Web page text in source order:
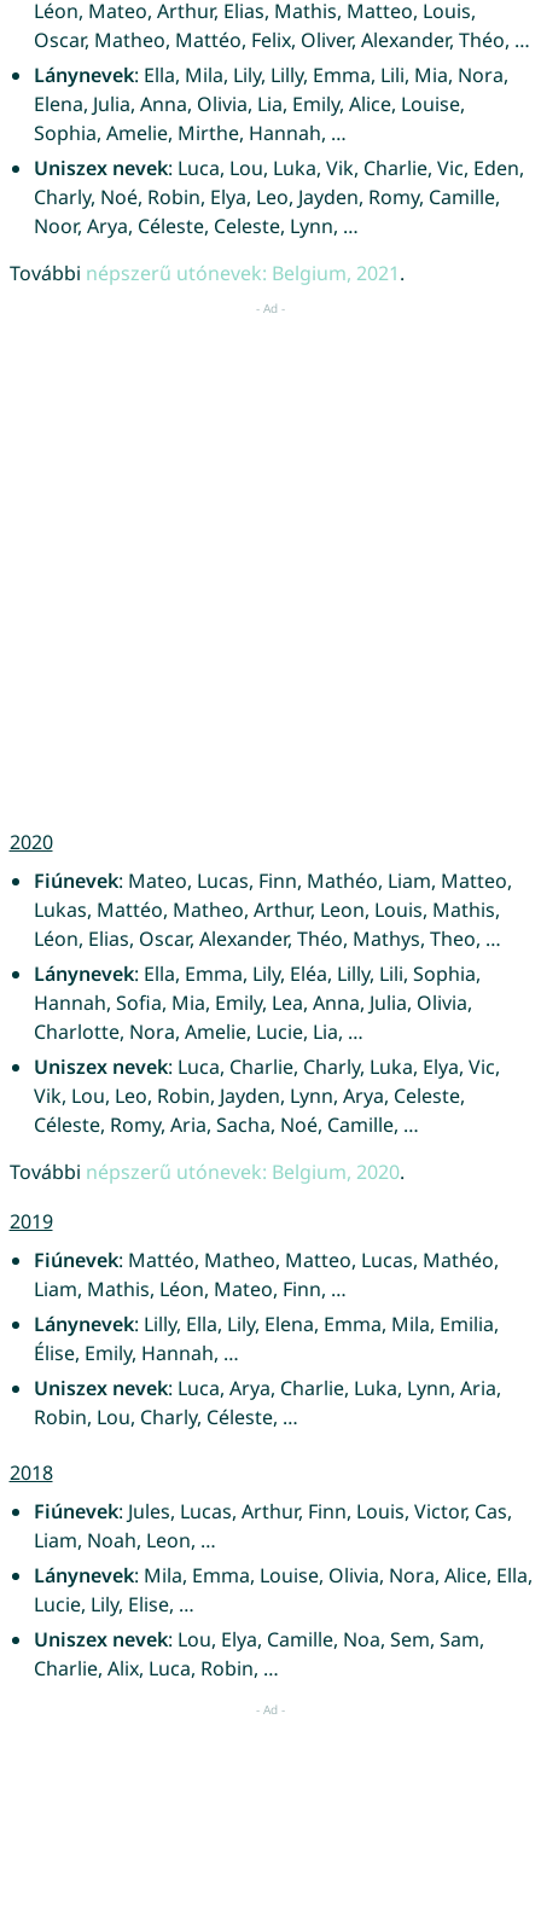
Léon, Mateo, Arthur, Elias, Mathis, Matteo, Louis,
Oscar, Matheo, Mattéo, Felix, Oliver, Alexander, Théo, …
Lánynevek: Ella, Mila, Lily, Lilly, Emma, Lili, Mia, Nora,
Elena, Julia, Anna, Olivia, Lia, Emily, Alice, Louise,
Sophia, Amelie, Mirthe, Hannah, …
Uniszex nevek: Luca, Lou, Luka, Vik, Charlie, Vic, Eden,
Charly, Noé, Robin, Elya, Leo, Jayden, Romy, Camille,
Noor, Arya, Céleste, Celeste, Lynn, …
További népszerű utónevek: Belgium, 2021.
2020
Fiúnevek: Mateo, Lucas, Finn, Mathéo, Liam, Matteo,
Lukas, Mattéo, Matheo, Arthur, Leon, Louis, Mathis,
Léon, Elias, Oscar, Alexander, Théo, Mathys, Theo, …
Lánynevek: Ella, Emma, Lily, Eléa, Lilly, Lili, Sophia,
Hannah, Sofia, Mia, Emily, Lea, Anna, Julia, Olivia,
Charlotte, Nora, Amelie, Lucie, Lia, …
Uniszex nevek: Luca, Charlie, Charly, Luka, Elya, Vic,
Vik, Lou, Leo, Robin, Jayden, Lynn, Arya, Celeste,
Céleste, Romy, Aria, Sacha, Noé, Camille, …
További népszerű utónevek: Belgium, 2020.
2019
Fiúnevek: Mattéo, Matheo, Matteo, Lucas, Mathéo,
Liam, Mathis, Léon, Mateo, Finn, …
Lánynevek: Lilly, Ella, Lily, Elena, Emma, Mila, Emilia,
Élise, Emily, Hannah, …
Uniszex nevek: Luca, Arya, Charlie, Luka, Lynn, Aria,
Robin, Lou, Charly, Céleste, …
2018
Fiúnevek: Jules, Lucas, Arthur, Finn, Louis, Victor, Cas,
Liam, Noah, Leon, …
Lánynevek: Mila, Emma, Louise, Olivia, Nora, Alice, Ella,
Lucie, Lily, Elise, …
Uniszex nevek: Lou, Elya, Camille, Noa, Sem, Sam,
Charlie, Alix, Luca, Robin, …